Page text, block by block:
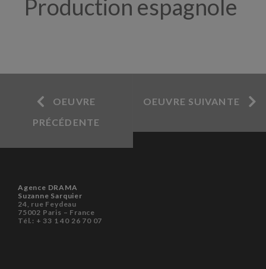
Production espagnole
OEUVRE
PRÉCÉDENTE
OEUVRE SUIVANTE
Agence DRAMA
Suzanne Sarquier
24, rue Feydeau
75002 Paris – France
Tél.: + 33 1 40 26 70 07